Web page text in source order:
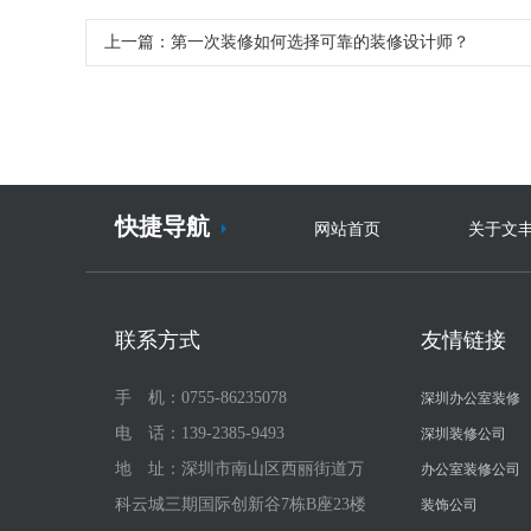
上一篇： 第一次装修如何选择可靠的装修设计师？
快捷导航 网站首页 关于文
联系方式
手 机：0755-86235078
电 话：139-2385-9493
地 址：深圳市南山区西丽街道万
科云城三期国际创新谷7栋B座23楼
友情链接
深圳办公室装修
深圳装修公司
办公室装修公司
装饰公司